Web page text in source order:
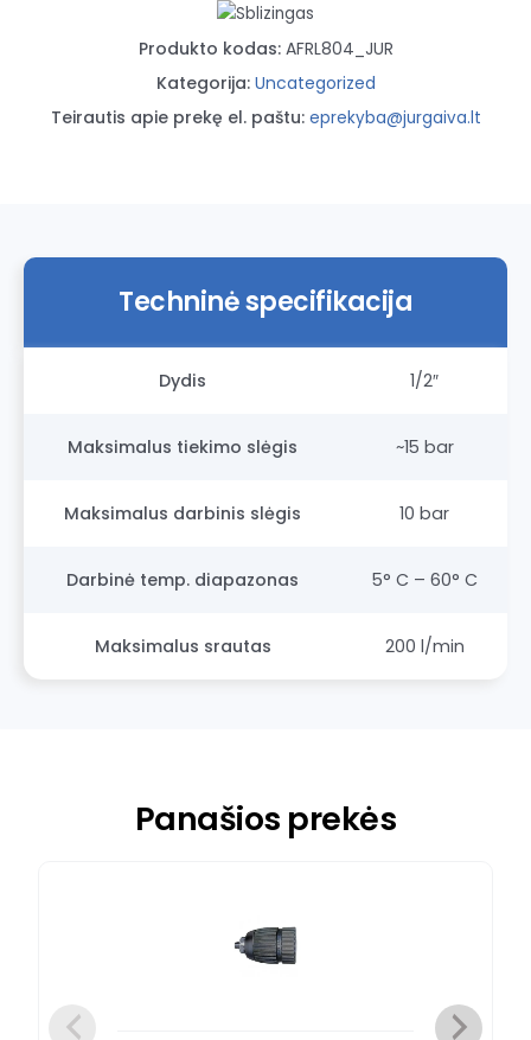
Produkto kodas: AFRL804_JUR
Kategorija: Uncategorized
Teirautis apie prekę el. paštu: eprekyba@jurgaiva.lt
Techninė specifikacija
Dydis 1/2″
Maksimalus tiekimo slėgis ~15 bar
Maksimalus darbinis slėgis 10 bar
Darbinė temp. diapazonas 5° C – 60° C
Maksimalus srautas 200 l/min
Panašios prekės